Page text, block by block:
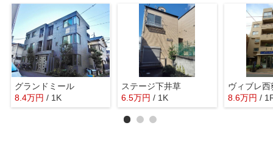
グランドミール
8.4万円 / 1K
ステージ下井草
6.5万円 / 1K
ヴィブレ西
8.6万円 /